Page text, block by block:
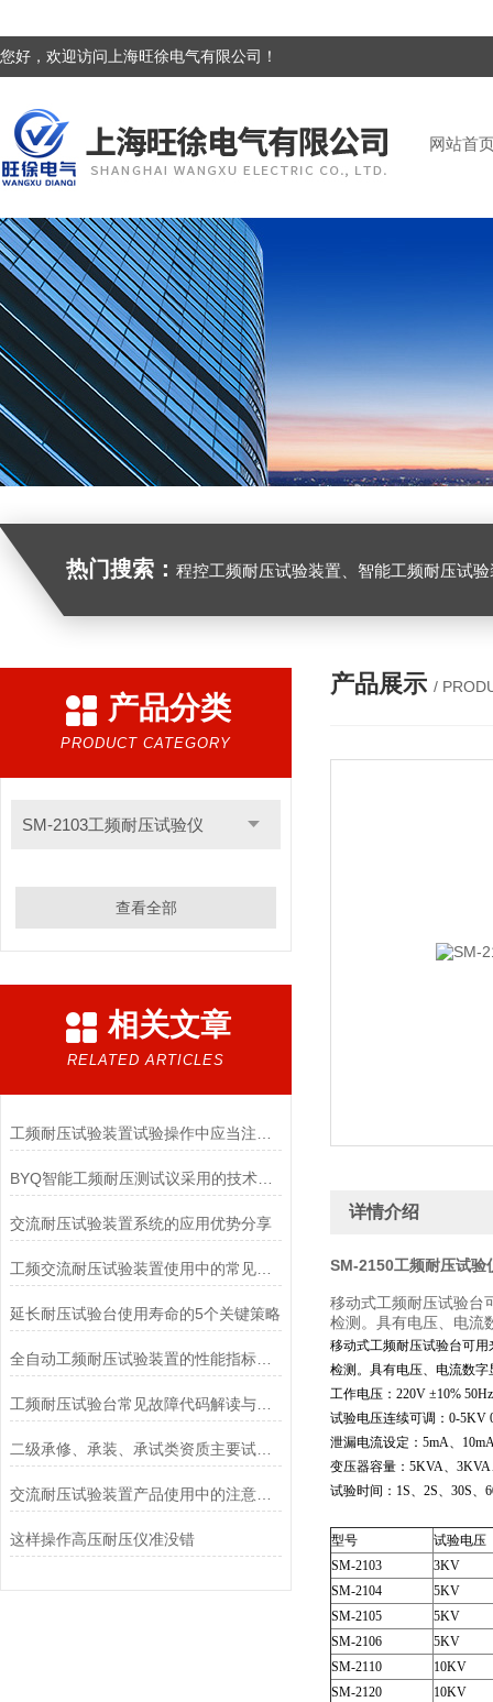
您好，欢迎访问上海旺徐电气有限公司！
网站首
热门搜索： 程控工频耐压试验装置、智能工频耐压试验装置、工频耐压试验装置、工频耐压试验仪、工频耐压试验台、高压耐压试
产品分类
PRODUCT CATEGORY
SM-2103工频耐压试验仪
查看全部
相关文章
RELATED ARTICLES
BYQ智能工频耐压测试议采用的技术特性分享
交流耐压试验装置系统的应用优势分享
工频交流耐压试验装置使用中的常见问题与应对措施
延长耐压试验台使用寿命的5个关键策略
全自动工频耐压试验装置的性能指标包括哪些
工频耐压试验台常见故障代码解读与现场快速恢复方法
二级承修、承装、承试类资质主要试验设备配置表
交流耐压试验装置产品使用中的注意事项
这样操作高压耐压仪准没错
产品展示 /
详情介绍
SM-2150工频耐压试验
移动式工频耐压试验台
检测。具有电压、电流
移动式工频耐压试验台可
检测。具有电压、电流数
工作电压：220V ±10%
试验电压连续可调：0-5KV
泄漏电流设定：5mA、
变压器容量：5KVA、
试验时间：1S、2S、30S、
型号
试验电压
SM-2103
3KV
SM-2104
5KV
SM-2105
5KV
SM-2106
5KV
SM-2110
10KV
SM-2120
10KV